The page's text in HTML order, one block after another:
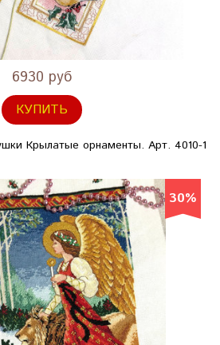
6930 руб
КУПИТЬ
Крылатые орнаменты. Арт. 4010-1
30%